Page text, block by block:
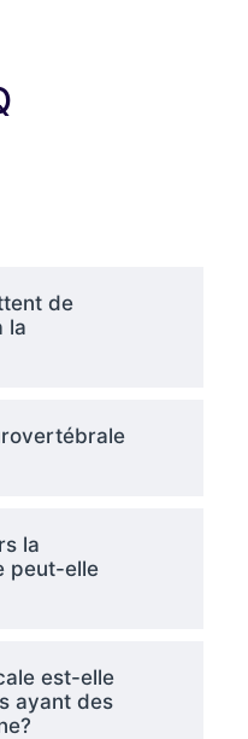
de
la
la
peut-elle
est-elle
ayant des